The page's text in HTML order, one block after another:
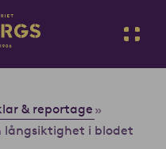
& reportage»
långsiktighet i blodet